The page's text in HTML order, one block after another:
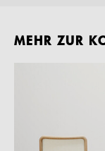
MEHR ZUR